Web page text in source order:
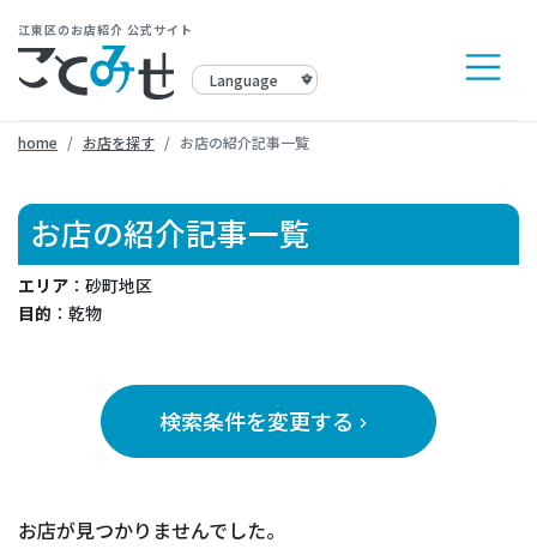
江東区のお店紹介 公式サイト
home お店を探す お店の紹介記事一覧
お店の紹介記事一覧
エリア ：砂町地区
目的 ：乾物
検索条件を変更する keyboard_arrow_right
お店が見つかりませんでした。